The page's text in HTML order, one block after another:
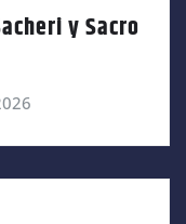
y Sacro